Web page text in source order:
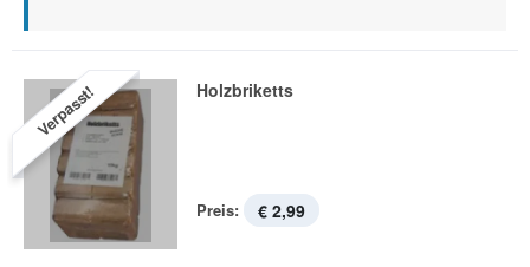
Verpasst! Holzbriketts
Preis: € 2,99